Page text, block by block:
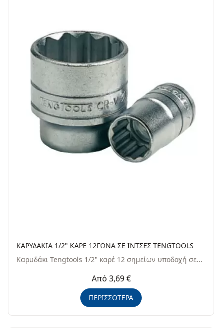
ΚΑΡΥΔΑΚΙΑ 1/2" ΚΑΡΕ 12ΓΩΝΑ ΣΕ ΙΝΤΣΕΣ TENGTOOLS
Καρυδάκι Tengtools 1/2" καρέ 12 σημείων υποδοχή σε...
Από 3,69 €
ΠΕΡΙΣΣΟΤΕΡΑ